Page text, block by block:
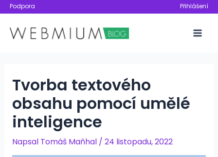
Přeskočit
obsah
Podpora Přihlášení
Tvorba textového
obsahu pomocí umělé
inteligence
Napsal Tomáš Maňhal / 24 listopadu, 2022